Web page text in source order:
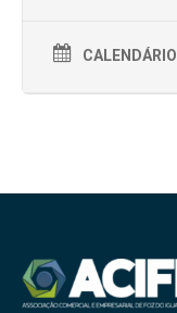
CALENDÁRIO